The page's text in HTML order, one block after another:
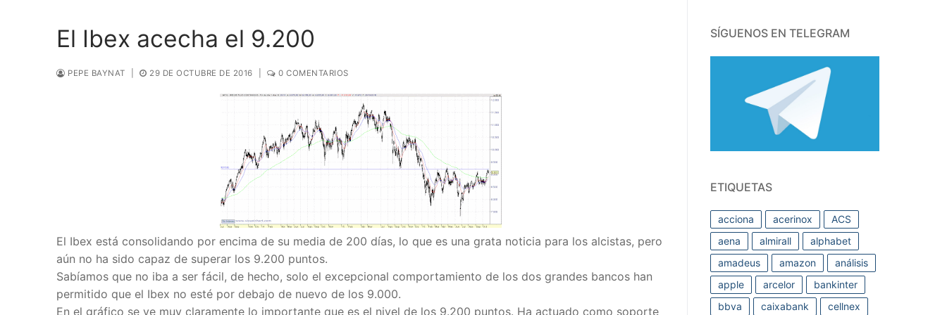
El Ibex acecha el 9.200
PEPE BAYNAT 29 DE OCTUBRE DE 2016 0 COMENTARIOS
El Ibex está consolidando por encima de su media de 200 días, lo que es una grata noticia para los alcistas, pero
aún no ha sido capaz de superar los 9.200 puntos.
Sabíamos que no iba a ser fácil, de hecho, solo el excepcional comportamiento de los dos grandes bancos han
permitido que el Ibex no esté por debajo de nuevo de los 9.000.
En el gráfico se ve muy claramente lo importante que es el nivel de los 9.200 puntos. Ha actuado como soporte
SÍGUENOS EN TELEGRAM
ETIQUETAS
acciona acerinox
ACS
aena
almirall
alphabet
amadeus
amazon
análisis
apple
arcelor
bankinter
bbva
caixabank cellnex